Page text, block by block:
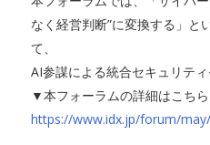
なく経営判断”に変換する」と
て、
AI参謀による統合セキュリティ
▼本フォーラムの詳細はこちら
https://www.idx.jp/forum/may/